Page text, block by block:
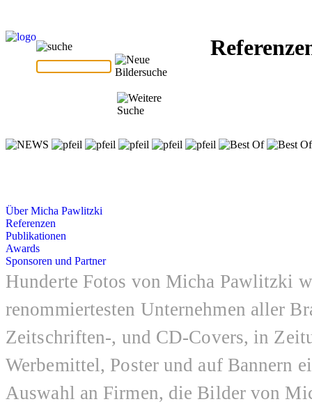
Über Micha Pawlitzki
Referenzen
Publikationen
Awards
Sponsoren und Partner
Hunderte Fotos von Micha Pawlitzki
renommiertesten Unternehmen aller
Zeitschriften-, und CD-Covers, in
Werbemittel, Poster und auf Bannern
Auswahl an Firmen, die Bilder von